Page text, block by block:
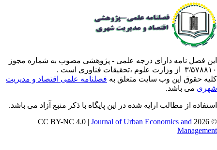
فصل نامه دارای درجه علمی - پژوهشی مصوب به شماره مجوز
وزارت علوم ،تحقیقات فناوری است .
حقوق این وب سایت متعلق بهفصلنامه علمی اقتصاد و مدیریت
می باشد.
از مطالب ارایه شده در این پایگاه با ذکر منبع آزاد می باشد.
©
Journal of Urban Economics and